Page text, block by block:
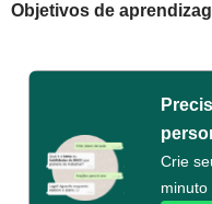
Objetivos de
Crie
minuto